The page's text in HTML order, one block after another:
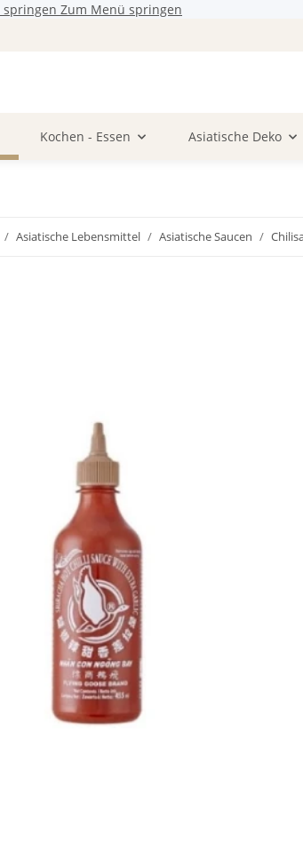
springen Zum Menü springen
Kochen - Essen Asiatische Deko
Asiatische Lebensmittel Asiatische Saucen